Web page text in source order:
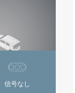
信号なし